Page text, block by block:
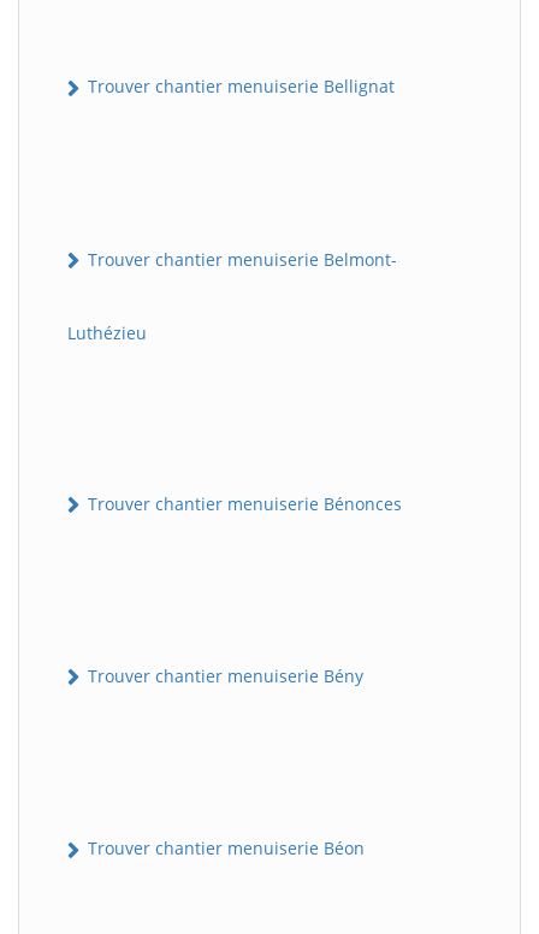
Trouver chantier menuiserie Bellignat
Trouver chantier menuiserie Belmont-
Luthézieu
Trouver chantier menuiserie Bénonces
Trouver chantier menuiserie Bény
Trouver chantier menuiserie Béon